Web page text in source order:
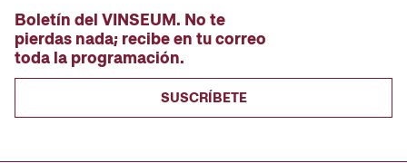
Boletín del VINSEUM. No te
pierdas nada; recibe en tu correo
toda la programación.
SUSCRÍBETE